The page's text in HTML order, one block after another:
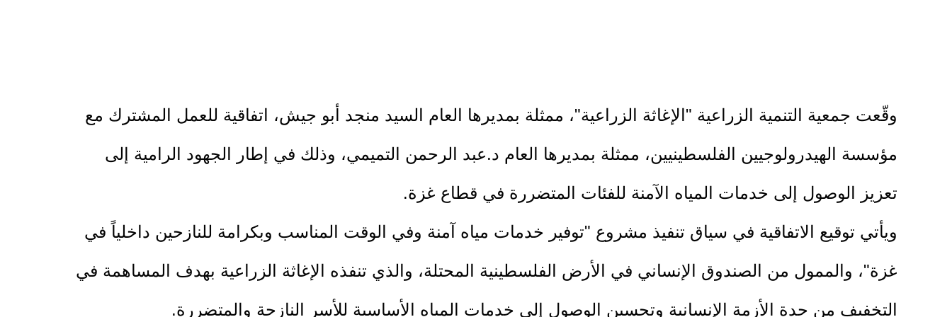
وقّعت جمعية التنمية الزراعية "الإغاثة الزراعية"، ممثلة بمديرها العام السيد منجد أبو جيش، اتفاقية للعمل المشترك مع
مؤسسة الهيدرولوجيين الفلسطينيين، ممثلة بمديرها العام د.عبد الرحمن التميمي، وذلك في إطار الجهود الرامية إلى
تعزيز الوصول إلى خدمات المياه الآمنة للفئات المتضررة في قطاع غزة.
ويأتي توقيع الاتفاقية في سياق تنفيذ مشروع "توفير خدمات مياه آمنة وفي الوقت المناسب وبكرامة للنازحين داخلياً في
غزة"، والممول من الصندوق الإنساني في الأرض الفلسطينية المحتلة، والذي تنفذه الإغاثة الزراعية بهدف المساهمة في
التخفيف من حدة الأزمة الإنسانية وتحسين الوصول إلى خدمات المياه الأساسية للأسر النازحة والمتضررة.